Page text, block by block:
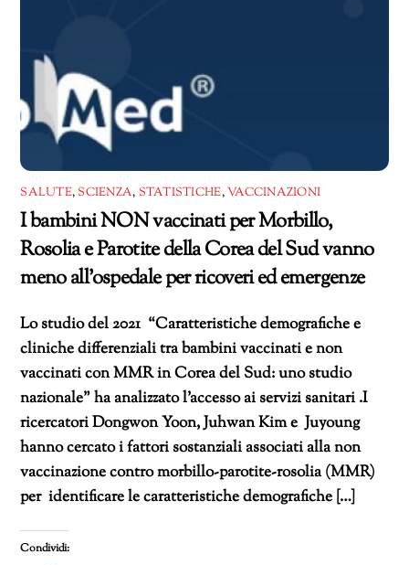
SALUTE,SCIENZA, STATISTICHE,VACCINAZIONI
I bambini NON vaccinati per Morbillo,
Rosolia e Parotite della Corea del Sud vanno
meno all’ospedale per ricoveri ed emergenze
Lo studio del 2021 “Caratteristiche demografiche e
cliniche differenziali tra bambini vaccinati e non
vaccinati con MMR in Corea del Sud: uno studio
nazionale” ha analizzato l’accesso ai servizi sanitari .I
ricercatori Dongwon Yoon, Juhwan Kim e Juyoung
hanno cercato i fattori sostanziali associati alla non
vaccinazione contro morbillo-parotite-rosolia (MMR)
per identificare le caratteristiche demografiche […]
Condividi: